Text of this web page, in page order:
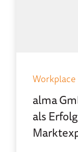
Workplace
alma
als